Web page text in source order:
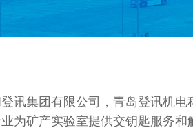
讯集团有限公司，青岛登讯机
为矿产实验室提供交钥匙服务